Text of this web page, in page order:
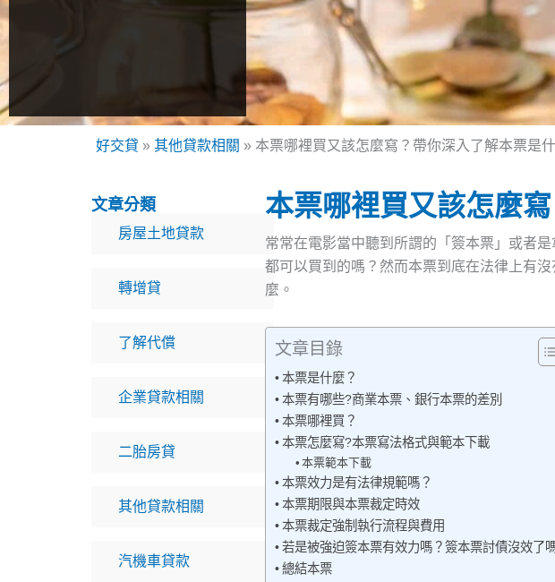
好交貸 » 其他貸款相關 » 本票哪裡買又該怎麼寫？帶你深入了解本票是
文章分類
房屋土地貸款
轉增貸
了解代償
企業貸款相關
二胎房貸
其他貸款相關
汽機車貸款
本票哪裡買又該怎麼
常常在電影當中聽到所謂的「簽本票」或者
都可以買到的嗎？然而本票到底在法律上有
麼。
文章目錄
本票是什麼？
本票有哪些?商業本票、銀行本票的差別
本票哪裡買？
本票怎麼寫?本票寫法格式與範本下載
本票範本下載
本票效力是有法律規範嗎？
本票期限與本票裁定時效
本票裁定強制執行流程與費用
若是被強迫簽本票有效力嗎？簽本票討債沒效了
總結本票